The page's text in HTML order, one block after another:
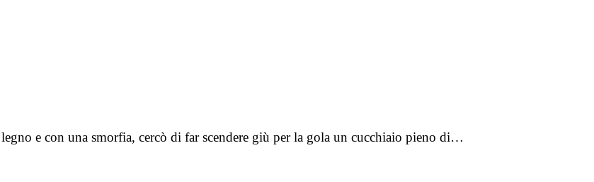
e con una smorfia, cercò di far scendere giù per la gola un cucchiaio pieno di…